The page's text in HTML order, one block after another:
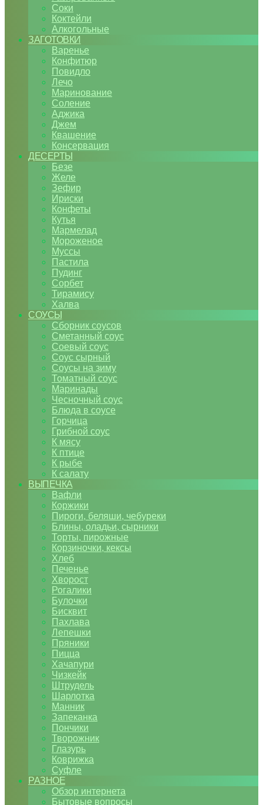
Соки
Коктейли
Алкогольные
ЗАГОТОВКИ
Варенье
Конфитюр
Повидло
Лечо
Маринование
Соление
Аджика
Джем
Квашение
Консервация
ДЕСЕРТЫ
Безе
Желе
Зефир
Ириски
Конфеты
Кутья
Мармелад
Мороженое
Муссы
Пастила
Пудинг
Сорбет
Тирамису
Халва
СОУСЫ
Сборник соусов
Сметанный соус
Соевый соус
Соус сырный
Соусы на зиму
Томатный соус
Маринады
Чесночный соус
Блюда в соусе
Горчица
Грибной соус
К мясу
К птице
К рыбе
К салату
ВЫПЕЧКА
Вафли
Коржики
Пироги, беляши, чебуреки
Блины, оладьи, сырники
Торты, пирожные
Корзиночки, кексы
Хлеб
Печенье
Хворост
Рогалики
Булочки
Бисквит
Пахлава
Лепешки
Пряники
Пицца
Хачапури
Чизкейк
Штрудель
Шарлотка
Манник
Запеканка
Пончики
Творожник
Глазурь
Коврижка
Суфле
РАЗНОЕ
Обзор интернета
Бытовые вопросы